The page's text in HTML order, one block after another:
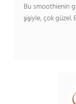
Bu smoothienin
şişiyle, çok güzel.